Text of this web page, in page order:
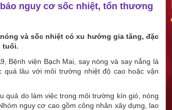
nguy cơ sốc nhiệt, tổn thương
và sốc nhiệt có xu hướng gia tăng, đặc
tuổi.
Bệnh viện Bạch Mai, say nóng và say nắng là
lâu với môi trường nhiệt độ cao hoặc vận
quả do làm việc trong môi trường kín gió, nóng
nguy cơ cao gồm công nhân xây dựng, lao